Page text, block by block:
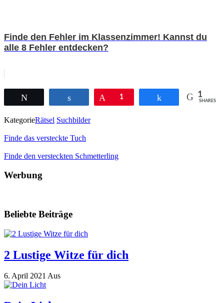
Finde den Fehler im Klassenzimmer! Kannst du
alle 8 Fehler entdecken?
Pin1 1
SHARES
KategorieRätsel Suchbilder
Finde das versteckte Tuch
Finde den versteckten Schmetterling
Werbung
Beliebte Beiträge
2 Lustige Witze für dich
6. April 2021 Aus